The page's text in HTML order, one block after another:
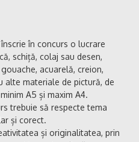
în concurs o lucrare
schiță, colaj sau desen,
acuarelă, creion,
alte materiale de pictură, de
A5 și maxim A4.
trebuie să respecte tema
și corect.
și originalitatea, prin